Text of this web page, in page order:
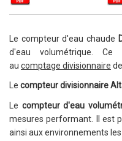
Le compteur d'eau chaude
d'eau volumétrique.Ce
au comptage divisionnaire
Le compteur divisionnaire
Le compteur d'eau
mesures performant.
Il est
ainsi aux environnements